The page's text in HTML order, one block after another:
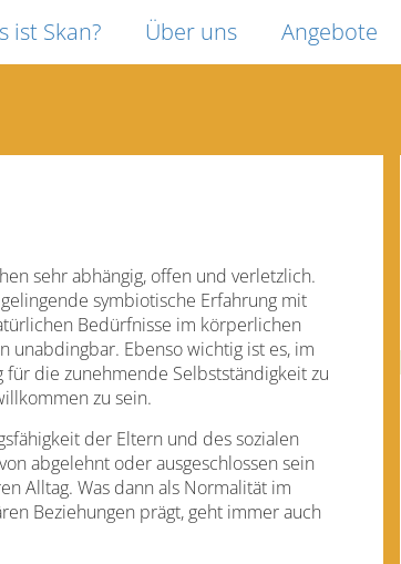
ist Skan? Über uns Angebote
sehr abhängig, offen und verletzlich.
symbiotische Erfahrung mit
Bedürfnisse im körperlichen
unabdingbar. Ebenso wichtig ist es, im
die zunehmende Selbstständigkeit zu
zu sein.
der Eltern und des sozialen
abgelehnt oder ausgeschlossen sein
Alltag. Was dann als Normalität im
Beziehungen prägt, geht immer auch